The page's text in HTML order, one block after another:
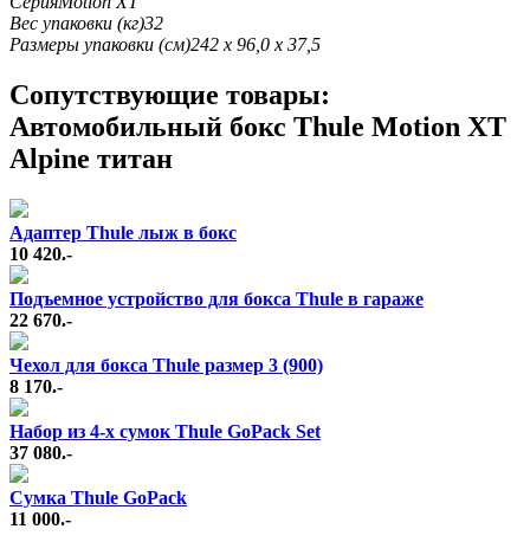
Вес упаковки (кг)32
Размеры упаковки (см)242 x 96,0 x 37,5
Cопутствующие товары:
Автомобильный бокс Thule Motion XT
Alpine титан
Адаптер Thule лыж в бокс
10 420.-
Подъемное устройство для бокса Thule в гараже
22 670.-
Чехол для бокса Thule размер 3 (900)
8 170.-
Набор из 4-х сумок Thule GoPack Set
37 080.-
Сумка Thule GoPack
11 000.-